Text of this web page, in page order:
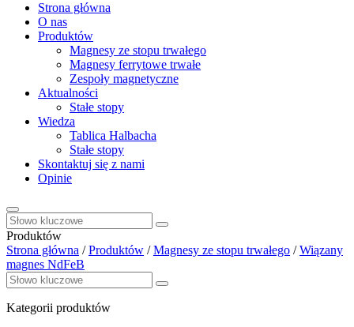
Strona główna
O nas
Produktów
Magnesy ze stopu trwałego
Magnesy ferrytowe trwałe
Zespoły magnetyczne
Aktualności
Stałe stopy
Wiedza
Tablica Halbacha
Stałe stopy
Skontaktuj się z nami
Opinie
Produktów
Strona główna /Produktów /Magnesy ze stopu trwałego /Wiązany
magnes NdFeB
Kategorii produktów